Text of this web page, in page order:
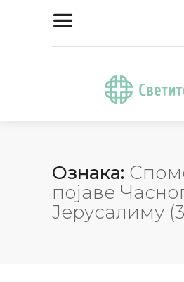
Ознака:
појаве
Јерусалиму